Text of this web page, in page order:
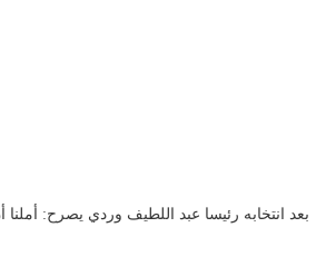
بعد انتخابه رئيسا عبد اللطيف وردي يصرح: